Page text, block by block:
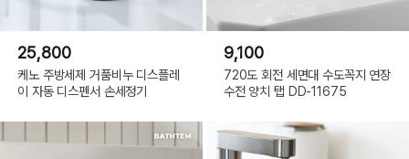
25,800
케노 주방세제 거품비누 디스플레
이 자동 디스펜서 손세정기
9,100
720도 회전 세면대 수도꼭지 연장
수전 양치 탭 DD-11675